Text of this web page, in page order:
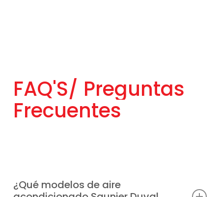
FAQ'S/ Preguntas
Frecuentes
¿Qué modelos de aire